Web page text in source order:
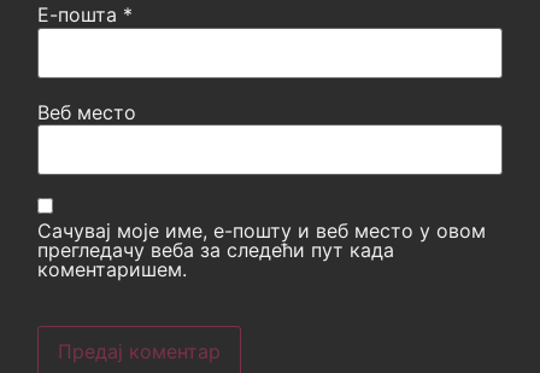
Е-пошта *
Веб место
Сачувај моје име, е-пошту и веб место у овом
прегледачу веба за следећи пут када
коментаришем.